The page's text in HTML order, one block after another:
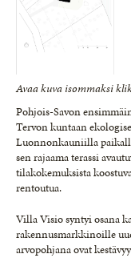
Avaa kuva isommaksi
Pohjois-Savon
Tervon kuntaan
Luonnonkauniilla
sen rajaama terassi
tilakokemuksista
rentoutua.
Villa Visio syntyi osana
rakennusmarkkinoille
arvopohjana ovat